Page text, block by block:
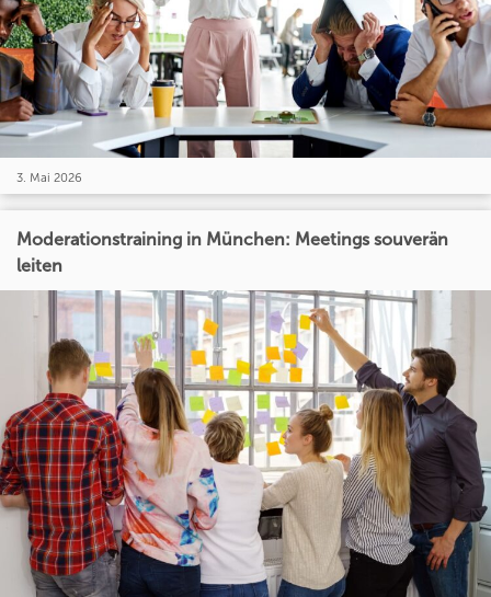
3. Mai 2026
Moderationstraining in München: Meetings souverän
leiten